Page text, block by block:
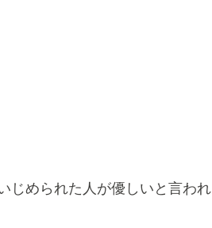
じめられた人が優しいと言われ